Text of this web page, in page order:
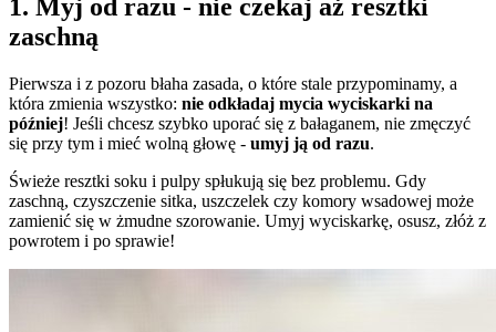
1. Myj od razu - nie czekaj aż resztki
zaschną
Pierwsza i z pozoru błaha zasada, o które stale przypominamy, a
która zmienia wszystko: nie odkładaj mycia wyciskarki na
później! Jeśli chcesz szybko uporać się z bałaganem, nie zmęczyć
się przy tym i mieć wolną głowę - umyj ją od razu.
Świeże resztki soku i pulpy spłukują się bez problemu. Gdy
zaschną, czyszczenie sitka, uszczelek czy komory wsadowej może
zamienić się w żmudne szorowanie. Umyj wyciskarkę, osusz, złóż z
powrotem i po sprawie!